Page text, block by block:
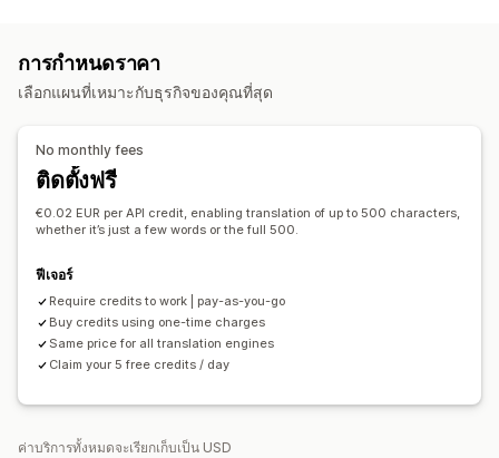
การแปลรูปภาพ การแปลเมตาฟิลด์
การกำหนดราคา
เลือกแผนที่เหมาะกับธุรกิจของคุณที่สุด
No monthly fees
ติดตั้งฟรี
€0.02 EUR per API credit, enabling translation of up to 500 characters,
whether it’s just a few words or the full 500.
ฟีเจอร์
Require credits to work | pay-as-you-go
Buy credits using one-time charges
Same price for all translation engines
Claim your 5 free credits / day
ค่าบริการทั้งหมดจะเรียกเก็บเป็น USD